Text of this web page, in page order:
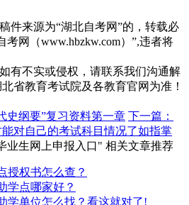
件来源为“湖北自考网”的，转载必
考网（www.hbzkw.com）”,违者将
有不实或侵权，请联系我们沟通解
省教育考试院及各教育官网为准！
史纲要”复习资料第一章 下一篇：
对自己的考试科目情况了如指掌
业生网上申报入口" 相关文章推荐
授权书怎么查？
学点哪家好？
学单位怎么找？看这就对了!